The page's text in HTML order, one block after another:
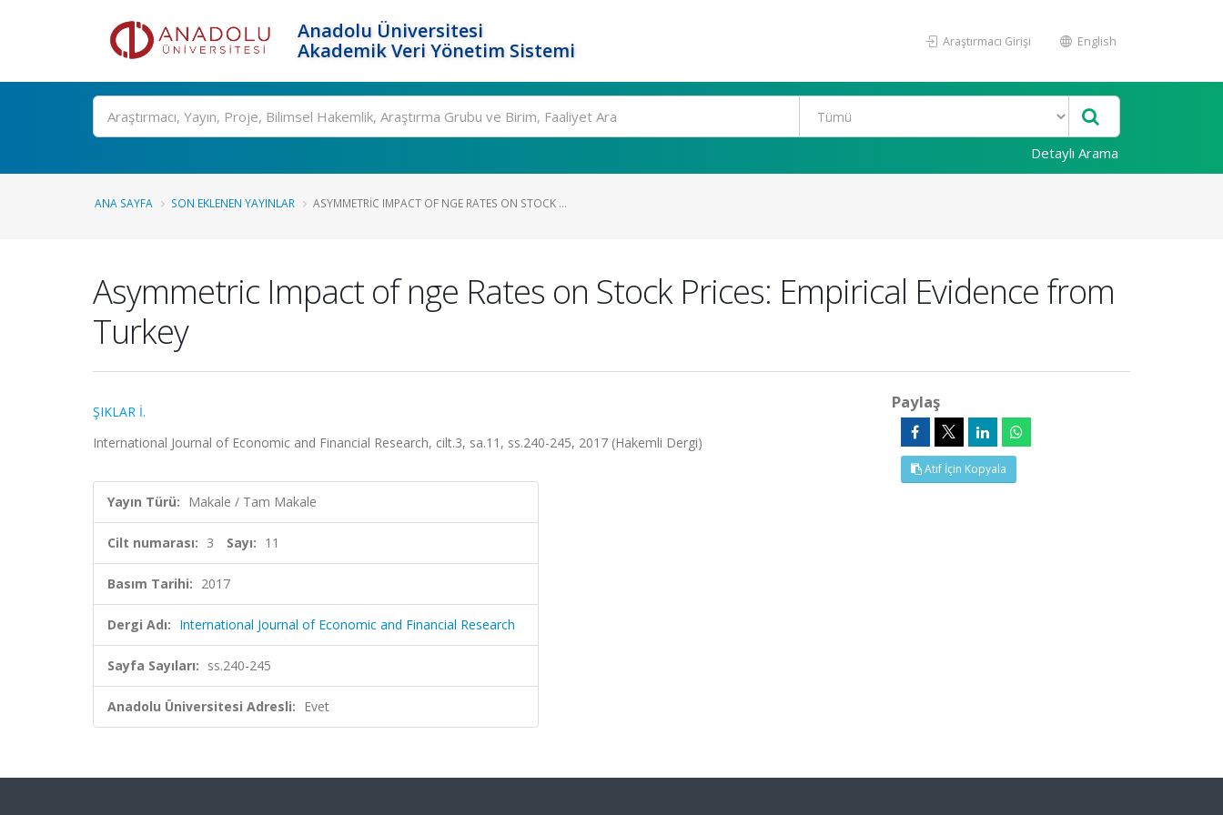
Anadolu Üniversitesi
Akademik Veri Yönetim Sistemi
Araştırmacı Girişi English
Ara
Detaylı Arama
ANA SAYFA SON EKLENEN YAYINLAR ASYMMETRIC IMPACT OF NGE RATES ON STOCK ...
Asymmetric Impact of nge Rates on Stock Prices: Empirical Evidence from
Turkey
ŞIKLAR İ.
International Journal of Economic and Financial Research, cilt.3, sa.11, ss.240-245, 2017 (Hakemli Dergi)
Yayın Türü: Makale / Tam Makale
Cilt numarası: 3 Sayı: 11
Basım Tarihi: 2017
Dergi Adı: International Journal of Economic and Financial Research
Sayfa Sayıları: ss.240-245
Anadolu Üniversitesi Adresli: Evet
Paylaş
Atıf İçin Kopyala